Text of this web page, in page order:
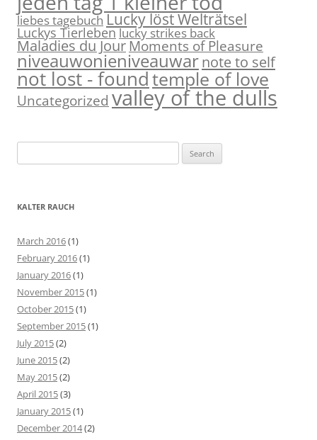
liebes tagebuch Lucky löst Welträtsel
Luckys Tierlebenlucky strikes back
Maladies du Jour Moments of Pleasure
niveauwonieniveauwarnote to self
not lost - foundtemple of love
Uncategorized valley of the dulls
e
r
h
f
o
r
:
KALTER RAUCH
March 2016(1)
February 2016(1)
January 2016(1)
November 2015(1)
October 2015(1)
September 2015(1)
July 2015(2)
June 2015(2)
May 2015(2)
April 2015(3)
January 2015(1)
December 2014(2)